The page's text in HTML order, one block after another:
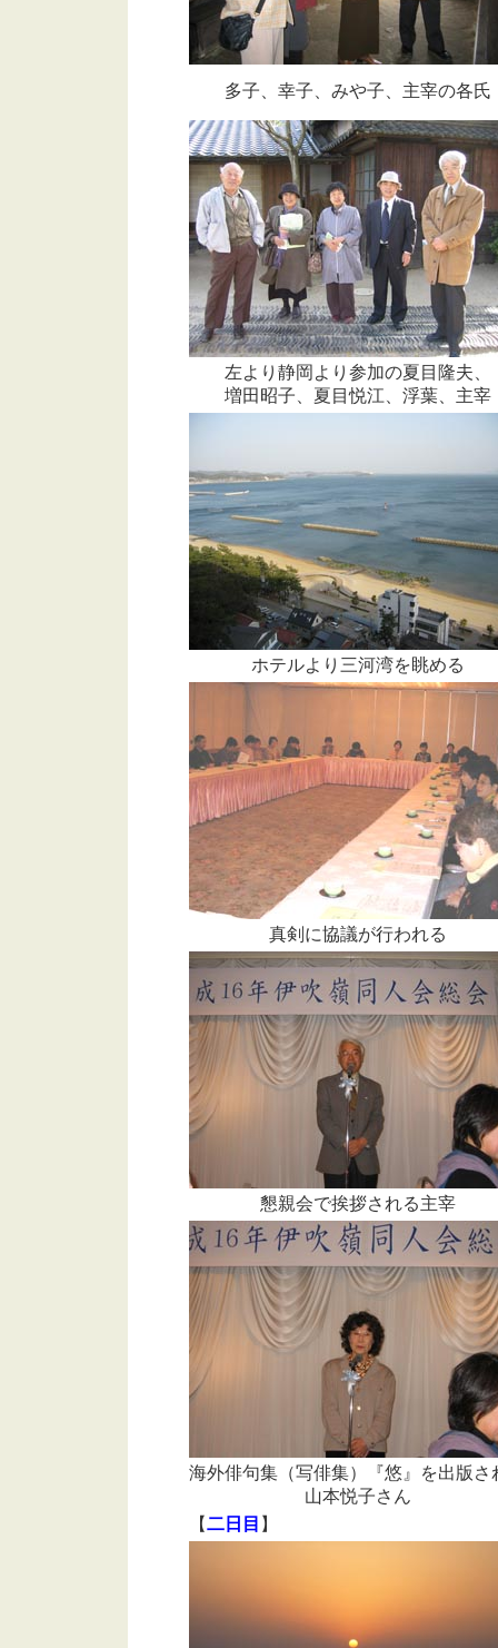
多子、幸子、みや子、主宰の各氏
左より静岡より参加の夏目隆夫、
増田昭子、夏目悦江、浮葉、主宰
ホテルより三河湾を眺める
真剣に協議が行われる
懇親会で挨拶される主宰
海外俳句集（写俳集）『悠』を出版さ
山本悦子さん
【二日目 】